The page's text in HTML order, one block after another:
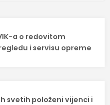
a o redovitom
i servisu opreme
svetih položeni vijenci i